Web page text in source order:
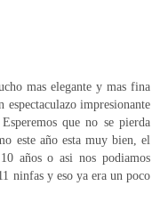
mas elegante y mas fina
impresionante
que no se pierda
este año esta muy bien, el
años o asi nos podiamos
ninfas y eso ya era un poco